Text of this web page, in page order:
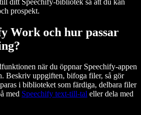
prospekt.
Work och hur passar
när du öppnar Speechify-appen
Beskriv uppgiften, bifoga filer, så gör
i biblioteket som färdiga, delbara filer
med Speechify text-till-tal eller dela med